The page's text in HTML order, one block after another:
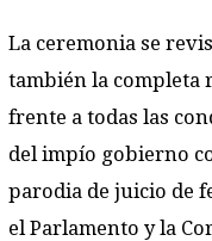
La ceremonia se
también la completa
frente a todas las
del impío gobierno
parodia de juicio de
el Parlamento y la